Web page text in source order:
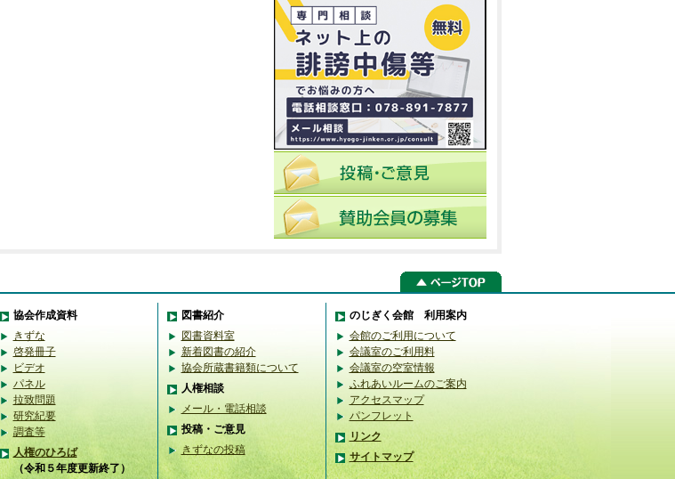
協会作成資料
きずな
啓発冊子
ビデオ
パネル
拉致問題
研究紀要
調査等
人権のひろば
（令和５年度更新終了）
図書紹介
図書資料室
新着図書の紹介
協会所蔵書籍類について
人権相談
メール・電話相談
投稿・ご意見
きずなの投稿
のじぎく会館 利用案内
会館のご利用について
会議室のご利用料
会議室の空室情報
ふれあいルームのご案内
アクセスマップ
パンフレット
リンク
サイトマップ